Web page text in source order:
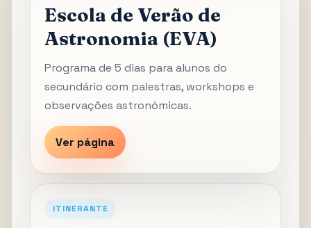
Escola de Verão de
Astronomia (EVA)
Programa de 5 dias para alunos do
secundário com palestras, workshops e
observações astronómicas.
Ver página
ITINERANTE